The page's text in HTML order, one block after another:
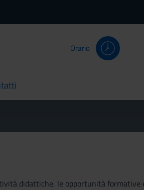
Orario
didattiche, le opportunità